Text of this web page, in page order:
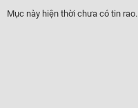
GIÁ XE
Mục này hiện thời chưa có tin rao.